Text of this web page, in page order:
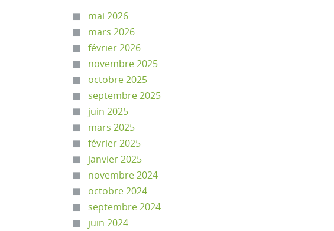
mai 2026
mars 2026
février 2026
novembre 2025
octobre 2025
septembre 2025
juin 2025
mars 2025
février 2025
janvier 2025
novembre 2024
octobre 2024
septembre 2024
juin 2024